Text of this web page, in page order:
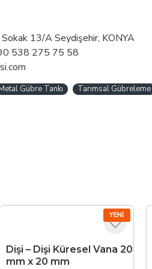
13/A Seydişehir, KONYA
538 275 75 58
Gübre Tankı Tarımsal Gübreleme
YENI
Dişi – Dişi Küresel Vana 20
mm x 20 mm